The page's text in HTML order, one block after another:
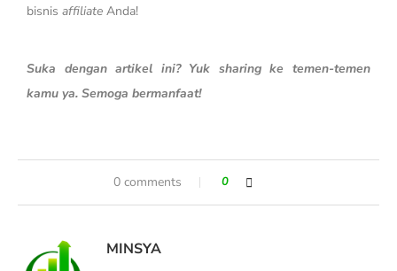
bisnis affiliate Anda!
Suka dengan artikel ini? Yuk sharing ke temen-temen
kamu ya. Semoga bermanfaat!
0 comments 0
MINSYA